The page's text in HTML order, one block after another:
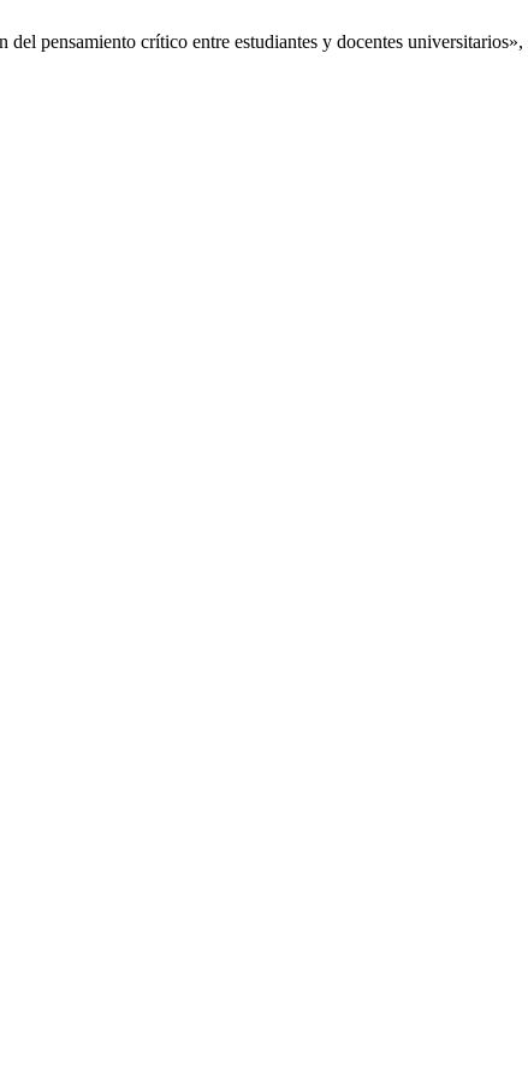
pensamiento crítico entre estudiantes y docentes universitarios»,